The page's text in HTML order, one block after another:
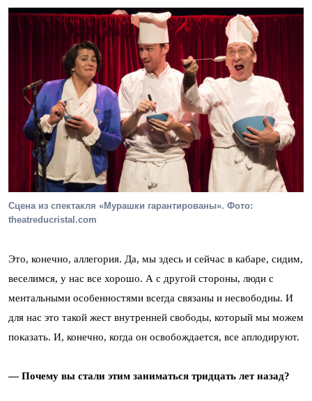
Сцена из спектакля «Мурашки гарантированы». Фото:
theatreducristal.com
Это, конечно, аллегория. Да, мы здесь и сейчас в кабаре, сидим,
веселимся, у нас все хорошо. А с другой стороны, люди с
ментальными особенностями всегда связаны и несвободны. И
для нас это такой жест внутренней свободы, который мы можем
показать. И, конечно, когда он освобождается, все аплодируют.
— Почему вы стали этим заниматься тридцать лет назад?